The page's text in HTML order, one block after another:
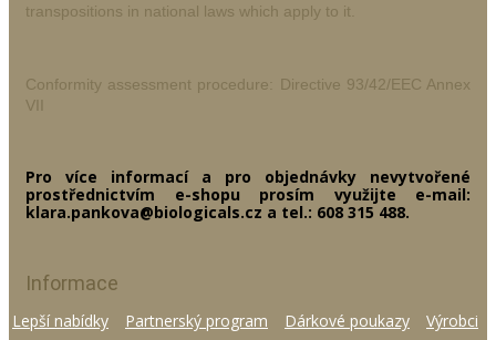
transpositions in national laws which apply to it.
Conformity assessment procedure: Directive 93/42/EEC Annex
VII
Pro více informací a pro objednávky nevytvořené
prostřednictvím e-shopu prosím využijte e-mail:
klara.pankova@biologicals.cz a tel.: 608 315 488.
Informace
Lepší nabídky Partnerský program Dárkové poukazy
Výrobci